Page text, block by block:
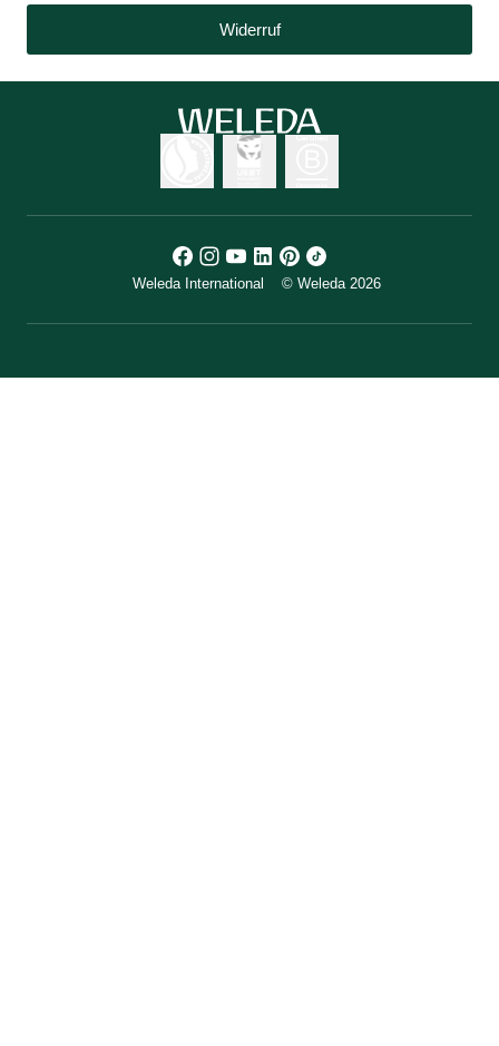
Widerruf
Weleda International © Weleda 2026